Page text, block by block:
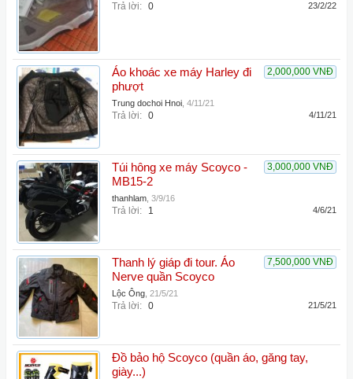
Trả lời: 0 23/2/22
2,000,000 VNĐ
Áo khoác xe máy Harley đi
phượt
Trung dochoi Hnoi 4/11/21
Trả lời: 0 4/11/21
3,000,000 VNĐ
Túi hông xe máy Scoyco -
MB15-2
thanhlam 3/9/16
Trả lời: 1 4/6/21
7,500,000 VNĐ
Thanh lý giáp đi tour. Áo
Nerve quần Scoyco
Lộc Ông 21/5/21
Trả lời: 0 21/5/21
Đồ bảo hộ Scoyco (quần áo, găng tay,
giày...)